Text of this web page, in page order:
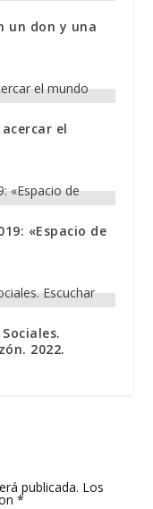
un don y una
el
«Espacio de
2022.
publicada. Los
*